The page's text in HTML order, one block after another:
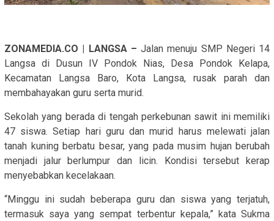
ZONAMEDIA.CO | LANGSA – Jalan menuju SMP Negeri 14
Langsa di Dusun IV Pondok Nias, Desa Pondok Kelapa,
Kecamatan Langsa Baro, Kota Langsa, rusak parah dan
membahayakan guru serta murid.
Sekolah yang berada di tengah perkebunan sawit ini memiliki
47 siswa. Setiap hari guru dan murid harus melewati jalan
tanah kuning berbatu besar, yang pada musim hujan berubah
menjadi jalur berlumpur dan licin. Kondisi tersebut kerap
menyebabkan kecelakaan.
“Minggu ini sudah beberapa guru dan siswa yang terjatuh,
termasuk saya yang sempat terbentur kepala,” kata Sukma